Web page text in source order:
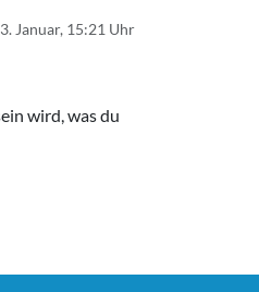
Januar, 15:21 Uhr
wird, was du